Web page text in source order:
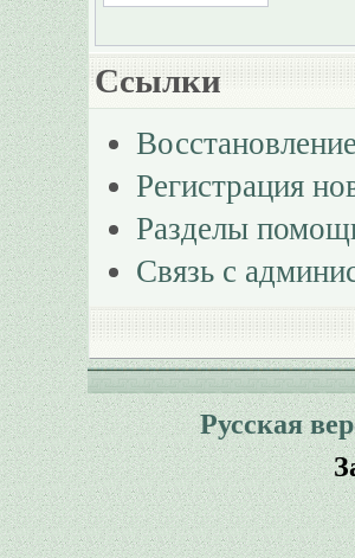
Ссылки
Регистрация
Разделы
Связь с
Русская